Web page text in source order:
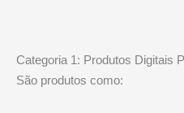
Categoria 1: Produtos Digitais
São produtos como: